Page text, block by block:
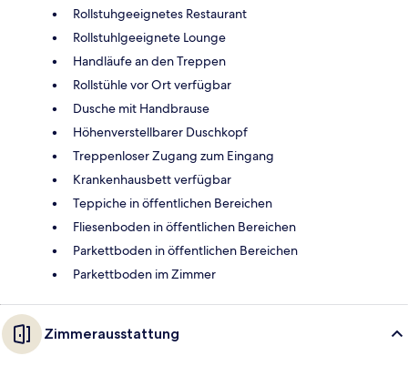
Rollstuhgeeignetes Restaurant
Rollstuhlgeeignete Lounge
Handläufe an den Treppen
Rollstühle vor Ort verfügbar
Dusche mit Handbrause
Höhenverstellbarer Duschkopf
Treppenloser Zugang zum Eingang
Krankenhausbett verfügbar
Teppiche in öffentlichen Bereichen
Fliesenboden in öffentlichen Bereichen
Parkettboden in öffentlichen Bereichen
Parkettboden im Zimmer
Zimmerausstattung